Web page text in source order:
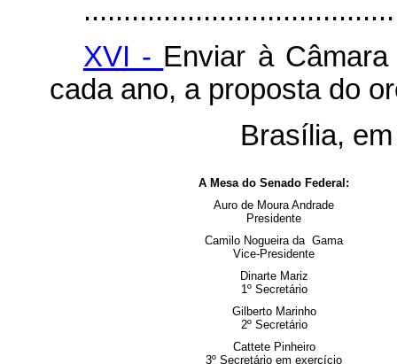
XVI - Enviar à
cada ano, a proposta do
Brasília,
A Mesa do Senado Federal:
Auro de Moura Andrade
Presidente
Camilo Nogueira da Gama
Vice-Presidente
Dinarte Mariz
1º Secretário
Gilberto Marinho
2º Secretário
Cattete Pinheiro
3º Secretário em exercício